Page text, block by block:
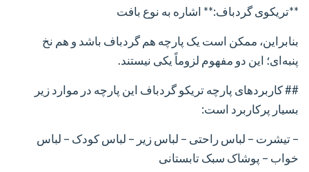
**تریکوی گردباف:** اشاره به نوع بافت
بنابراین، ممکن است یک پارچه هم گردباف باشد و هم نخ
پنبه‌ای؛ این دو مفهوم لزوماً یکی نیستند.
## کاربردهای پارچه تریکو گردباف این پارچه در موارد زیر
بسیار پرکاربرد است:
– تیشرت – لباس راحتی – لباس زیر – لباس کودک – لباس
خواب – پوشاک سبک تابستانی